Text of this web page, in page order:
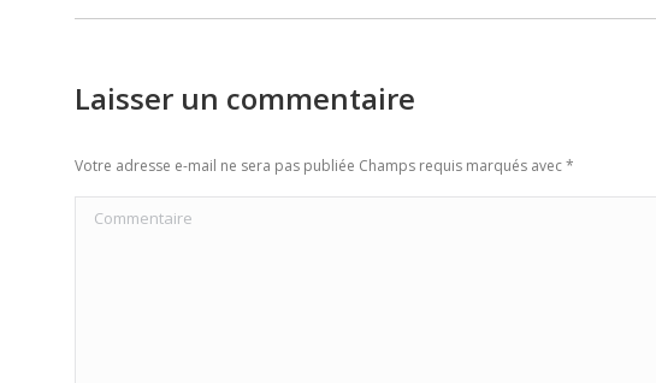
Laisser un commentaire
Votre adresse e-mail ne sera pas publiée Champs requis marqués avec*
Commentaire